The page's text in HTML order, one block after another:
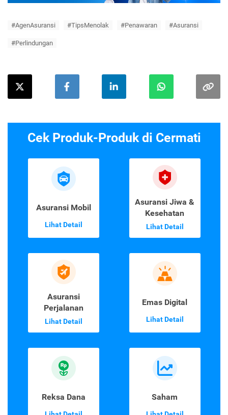
#AgenAsuransi #TipsMenolak #Penawaran #Asuransi
#Perlindungan
Cek Produk-Produk di Cermati
Asuransi Mobil
Lihat Detail
Asuransi Jiwa &
Kesehatan
Lihat Detail
Asuransi
Perjalanan
Lihat Detail
Emas Digital
Lihat Detail
Reksa Dana Saham